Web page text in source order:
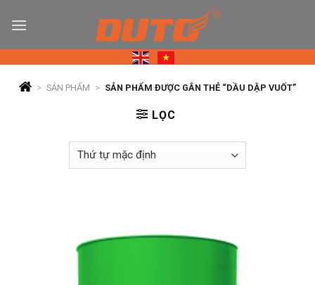
> SẢN PHẨM > SẢN PHẨM ĐƯỢC GẮN THẺ “DẦU DẬP VUỐT”
LỌC